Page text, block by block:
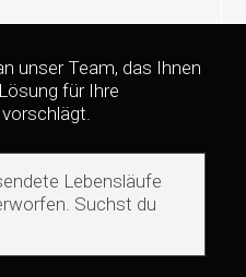
unser Team, das Ihnen
für Ihre
Lebensläufe
Suchst du